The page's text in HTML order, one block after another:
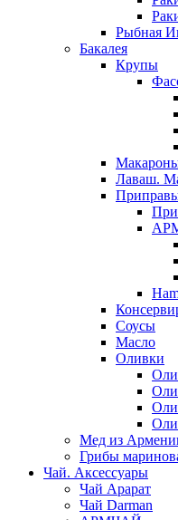
Рыбная
Бакалея
Крупы
Лаваш.
Соусы
Масло
Оливки
Мед из
Грибы
Чай. Аксессуары
Чай Арарат
Чай Darman